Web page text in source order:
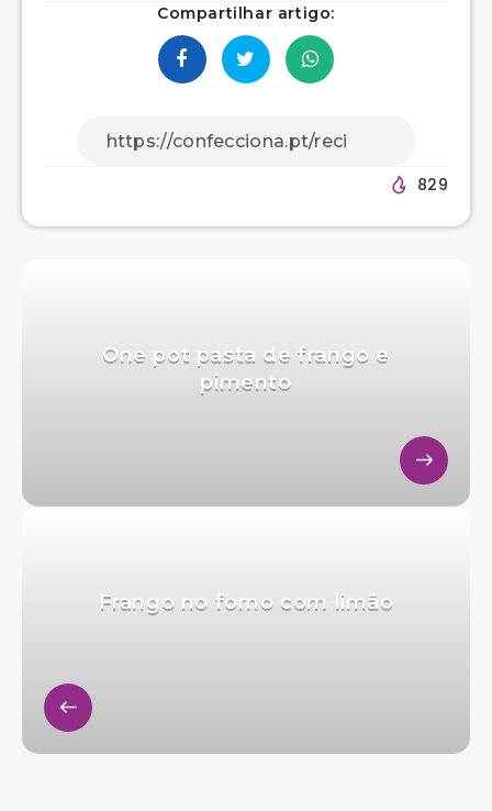
Compartilhar artigo:
829
One pot pasta de frango e
pimento
Frango no forno com limão